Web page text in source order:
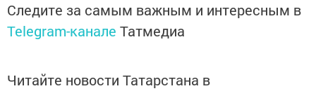
Следите за самым важным и интересным в
Telegram-канале Татмедиа
Читайте новости Татарстана в